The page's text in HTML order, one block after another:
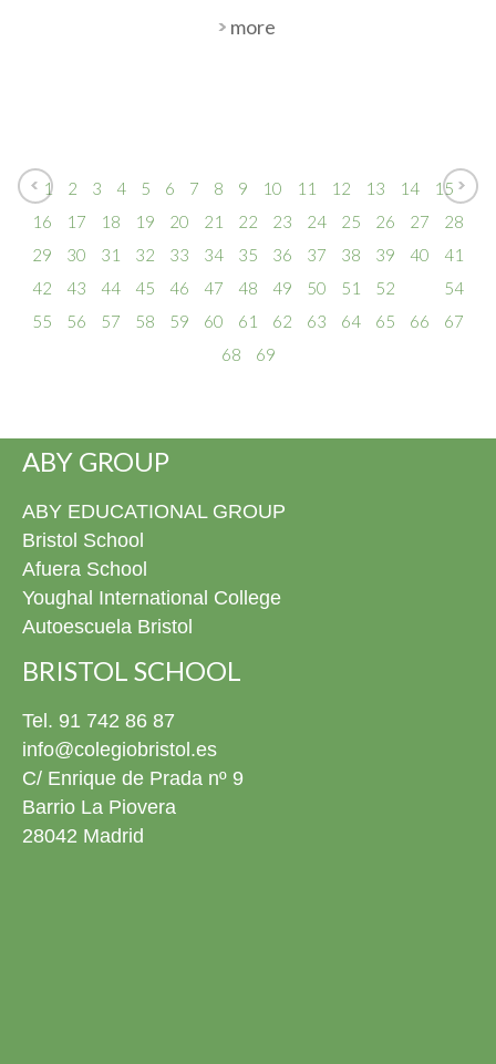
more
1 2 3 4 5 6 7 8 9 10 11 12 13 14
15
16
17 18 19 20 21 22 23 24 25 26 27
28
29
30 31 32 33 34 35 36 37 38 39 40
41
42
43 44 45 46 47 48 49 50 51 52
54
55
56 57 58 59 60 61 62 63 64 65 66
67
68
69
ABY GROUP
ABY EDUCATIONAL GROUP
Bristol School
Afuera School
Youghal International College
Autoescuela Bristol
BRISTOL SCHOOL
Tel. 91 742 86 87
info@colegiobristol.es
C/ Enrique de Prada nº 9
Barrio La Piovera
28042 Madrid